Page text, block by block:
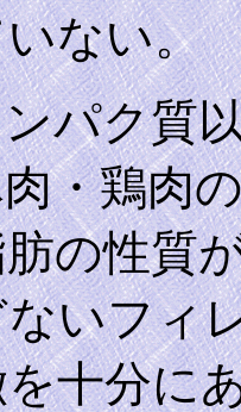
ない。
パク質
・鶏肉
の性質
いフィ
十分に